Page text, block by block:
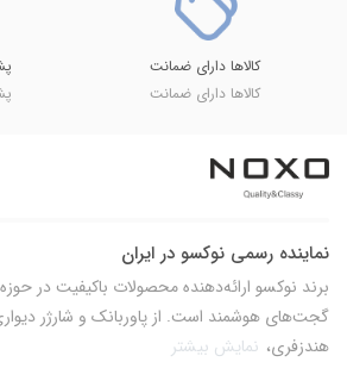
کالاها دارای ضمانت
کالاها دارای ضمانت
نماینده رسمی نوکسو در ایران
برند نوکسو ارائه‌دهنده محصولات باکیفیت در
گجت‌های هوشمند است. از پاوربانک و شارژر
هندزفری، نمایش بیشتر